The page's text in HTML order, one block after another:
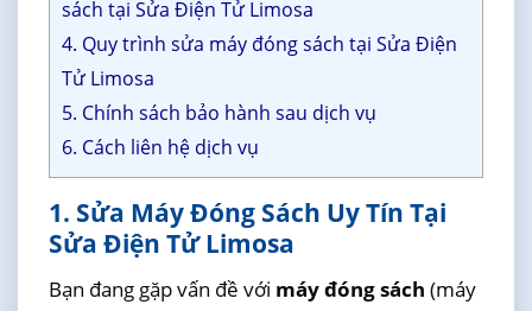
sách tại Sửa Điện Tử Limosa
4. Quy trình sửa máy đóng sách tại Sửa Điện
Tử Limosa
5. Chính sách bảo hành sau dịch vụ
6. Cách liên hệ dịch vụ
1. Sửa Máy Đóng Sách Uy Tín Tại
Sửa Điện Tử Limosa
Bạn đang gặp vấn đề với máy đóng sách (máy